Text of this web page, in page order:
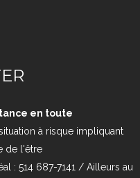
en toute
à risque impliquant
de l'être
: 514 687-7141 / Ailleurs au